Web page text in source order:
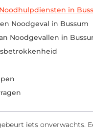
in
Noodgeval in Bussum
Noodgevallen in
iets onverwachts.